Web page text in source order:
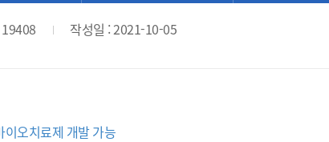
작성일 : 2021-10-05
오치료제 개발 가능